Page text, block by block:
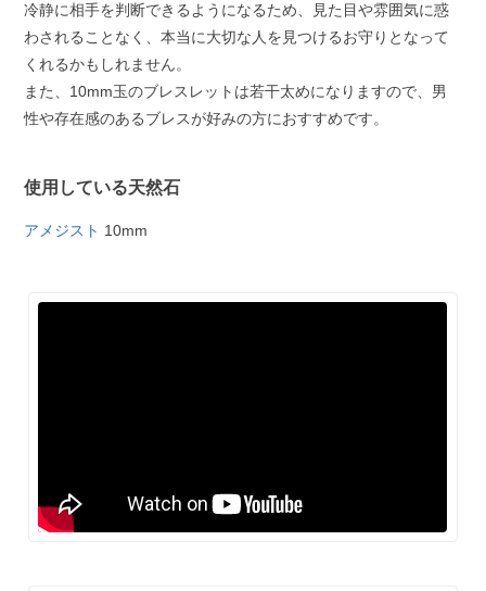
冷静に相手を判断できるようになるため、見た目や雰囲気に惑
わされることなく、本当に大切な人を見つけるお守りとなって
くれるかもしれません。
また、10mm玉のブレスレットは若干太めになりますので、男
性や存在感のあるブレスが好みの方におすすめです。
使用している天然石
アメジスト 10mm